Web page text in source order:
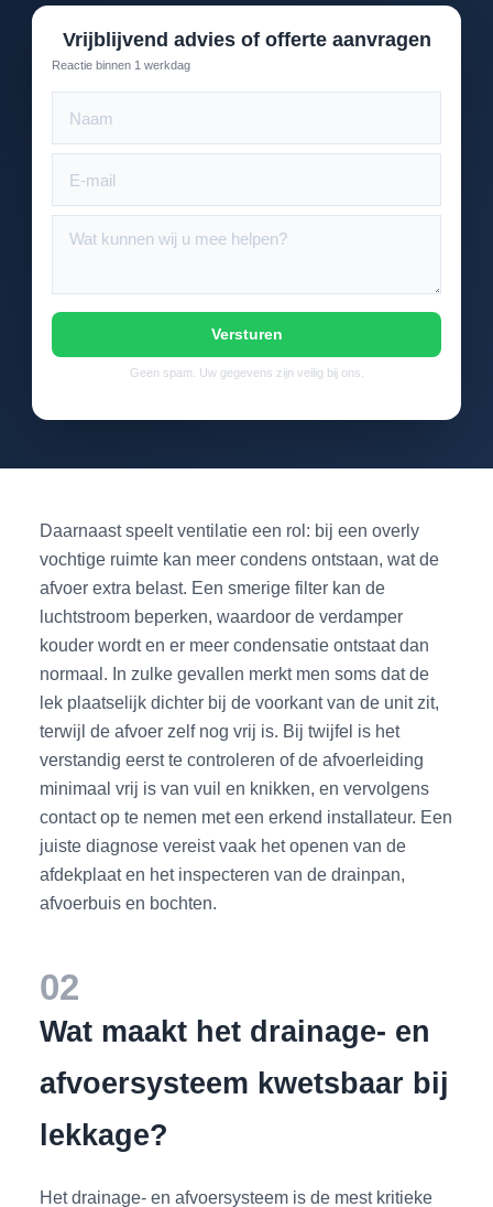
Vrijblijvend advies of offerte aanvragen
Reactie binnen 1 werkdag
Versturen
Geen spam. Uw gegevens zijn veilig bij ons.
Daarnaast speelt ventilatie een rol: bij een overly
vochtige ruimte kan meer condens ontstaan, wat de
afvoer extra belast. Een smerige filter kan de
luchtstroom beperken, waardoor de verdamper
kouder wordt en er meer condensatie ontstaat dan
normaal. In zulke gevallen merkt men soms dat de
lek plaatselijk dichter bij de voorkant van de unit zit,
terwijl de afvoer zelf nog vrij is. Bij twijfel is het
verstandig eerst te controleren of de afvoerleiding
minimaal vrij is van vuil en knikken, en vervolgens
contact op te nemen met een erkend installateur. Een
juiste diagnose vereist vaak het openen van de
afdekplaat en het inspecteren van de drainpan,
afvoerbuis en bochten.
02
Wat maakt het drainage- en
afvoersysteem kwetsbaar bij
lekkage?
Het drainage- en afvoersysteem is de mest kritieke